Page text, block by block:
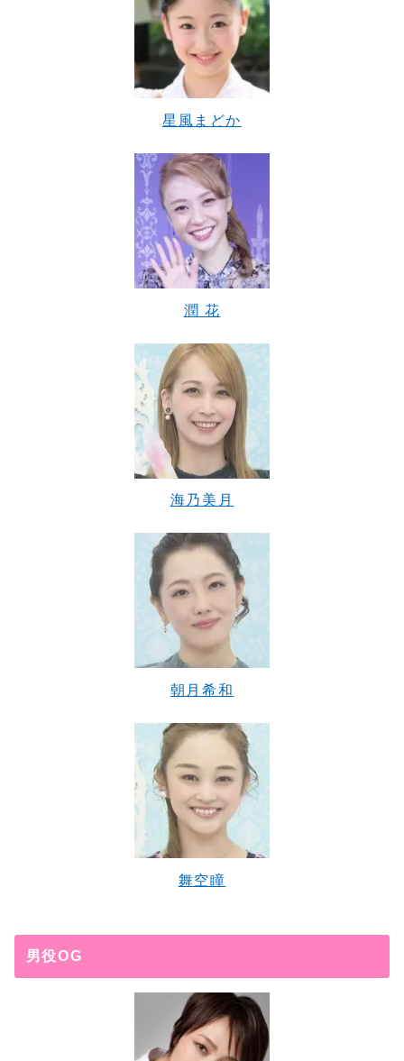
星風まどか
潤 花
海乃美月
朝月希和
舞空瞳
男役OG